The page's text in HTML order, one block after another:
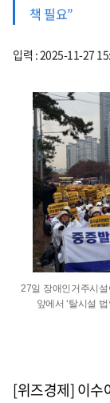
책 필요”
입력 : 2025-11-27
27일 장애인거주시
앞에서 ‘탈시설
[위즈경제] 이수